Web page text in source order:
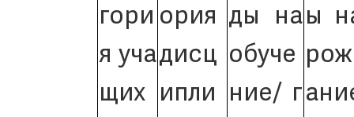
гори
я уча
щих
ория
дисц
ипли
ды на
обуче
ние/ г
ы